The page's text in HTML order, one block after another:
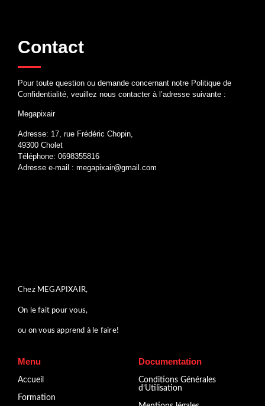
Contact
Pour toute question ou demande concernant notre Politique de
Confidentialité, veuillez nous contacter à l’adresse suivante :
Megapixair
Adresse: 17, rue Frédéric Chopin,
49300 Cholet
Téléphone: 0698355816
Adresse e-mail : megapixair@gmail.com
Chez MEGAPIXAIR,
On le fait pour vous,
ou on vous apprend à le faire!
Menu
Accueil
Formation
Documentation
Conditions Générales
d’Utilisation